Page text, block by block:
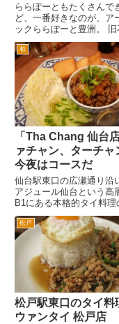
ららぽーともたくさんで
ど、一番好きなのが、ア
ックららぽーと豊洲。 旧
播磨重工豊洲造船所です
め造船所当時のドックや
がそのまま使われてい
その中のタイ料理専門店
ツリーカフェ」さん。
は、...
柏
「Tha Chang 仙台
ァチャン、ターチャ
今夜はコースだ
仙台駅東口の広瀬通り沿
アジュール仙台という高
B1にある本格的タイ料理
Chang 仙台店（タァチャ
ーチャン）」を表敬訪問
葉町にあった人気店「Tha
本店（タァチャン、ター
ン）」の柏店で...
松戸
松戸駅東口のタイ
ウァンタイ 松戸店